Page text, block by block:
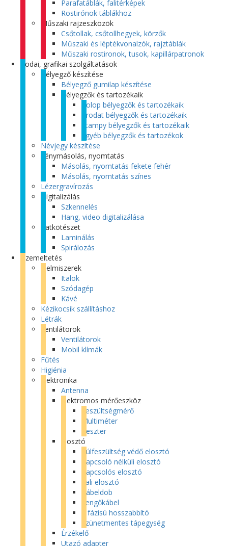
Parafatáblák, falitérképek
Rostirónok táblákhoz
Műszaki rajzeszközök
Csőtollak, csőtollhegyek, körzők
Műszaki és léptékvonalzók, rajztáblák
Műszaki rostironok, tusok, kapillárpatronok
Irodai, grafikai szolgáltatások
Bélyegző készítése
Bélyegző gumilap készítése
Bélyegzők és tartozékaik
Colop bélyegzők és tartozékaik
Trodat bélyegzők és tartozékaik
Stampy bélyegzők és tartozékaik
Egyéb bélyegzők és tartozékok
Névjegy készítése
Fénymásolás, nyomtatás
Másolás, nyomtatás fekete fehér
Másolás, nyomtatás színes
Lézergravírozás
Digitalizálás
Szkennelés
Hang, video digitalizálása
Iratkötészet
Laminálás
Spirálozás
Üzemeltetés
Élelmiszerek
Italok
Szódagép
Kávé
Kézikocsik szállításhoz
Létrák
Ventilátorok
Ventilátorok
Mobil klímák
Fűtés
Higiénia
Elektronika
Antenna
Elektromos mérőeszköz
Feszültségmérő
Multiméter
Teszter
Elosztó
Túlfeszültség védő elosztó
Kapcsoló nélküli elosztó
Kapcsolós elosztó
Fali elosztó
Kábeldob
Lengőkábel
3 fázisú hosszabbító
Szünetmentes tápegység
Érzékelő
Utazó adapter